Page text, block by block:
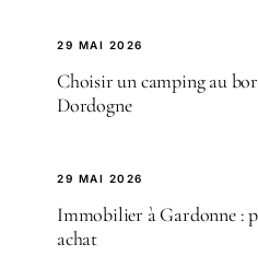
29 MAI 2026
Choisir un camping au
Dordogne
29 MAI 2026
Immobilier à Gardonne :
achat